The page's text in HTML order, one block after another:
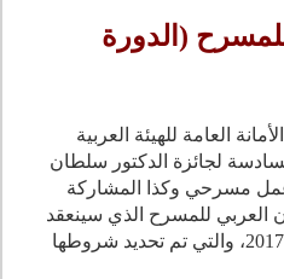
(الدورة
العامة للهيئة العربية
لجائزة الدكتور سلطان
مسرحي وكذا المشاركة
العربي للمسرح الذي سينعقد
بالجزائر من 10 إلى 18 يناير 2017، والتي تم تحديد شروطها